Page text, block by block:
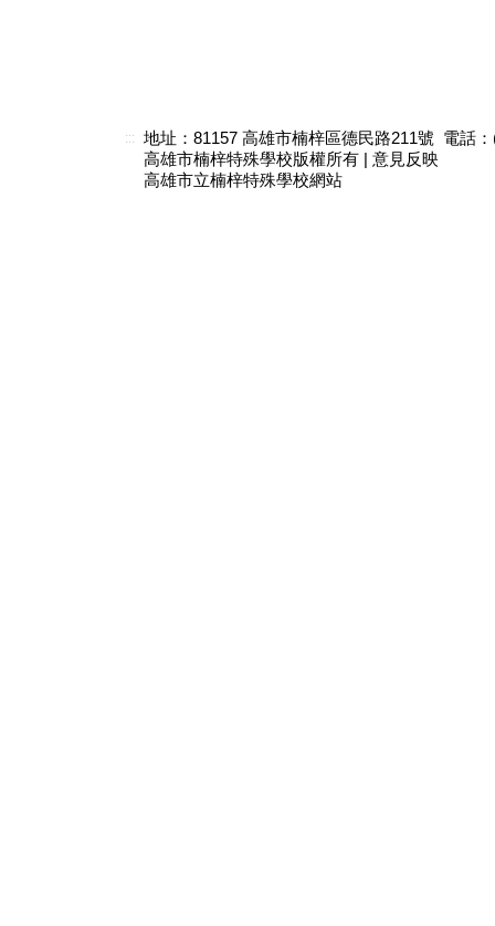
:::
地址：81157 高雄市楠梓區德民路211號 電話
高雄市楠梓特殊學校版權所有 | 意見反映
高雄市立楠梓特殊學校網站